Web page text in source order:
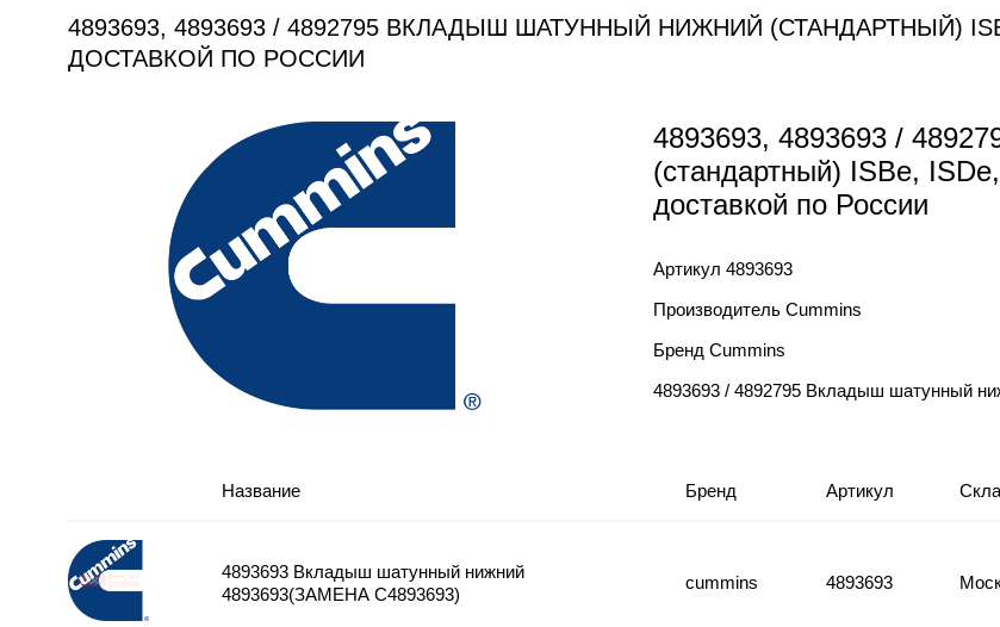
4893693, 4893693 / 4892795 ВКЛАДЫШ ШАТУННЫЙ НИЖНИЙ (СТАНДАРТНЫЙ)
ДОСТАВКОЙ ПО РОССИИ
4893693, 4893693 /
(стандартный) ISBe,
доставкой по России
Артикул 4893693
Производитель Cummins
Бренд Cummins
4893693 / 4892795 Вкладыш шатунный
Название Бренд Артикул
4893693 Вкладыш шатунный нижний
4893693(ЗАМЕНА C4893693)
cummins 4893693